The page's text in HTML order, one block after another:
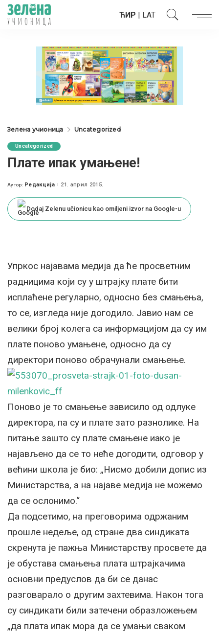
ЋИР | LAT
Зелена учионица Uncategorized
Uncategorized
Плате ипак умањене!
Posted
Аутор: Редакција 21. април 2015.
Dodaj Zelenu učionicu kao omiljeni izvor na Google-u
Упркос најавама медија да ће просветним
радницима који су у штрајку плате бити
исплаћене регуларно, односно без смањења,
то се, изгледа није догодило. Јавио нам се
велики број колега са информацијом да су им
плате поново умањене, односно да су
директори поново обрачунали смањење.
Поново је то смањење зависило од одлуке
директора, па су и плате зато разнолике. На
питање зашто су плате смањене иако је
најављено да се то неће догодити, одговор у
већини школа је био: „Нисмо добили допис из
Министарства, а на најаве медија не можемо
да се ослонимо.“
Да подсетимо, на преговорима одржаним
прошле недеље, од стране два синдиката
скренута је пажња Министарству просвете да
је обустава смањења плата штрајкачима
основни предуслов да би се данас
разговарало о другим захтевима. Након тога
су синдикати били затечени образложењем
„да плата ипак мора да се умањи сваком